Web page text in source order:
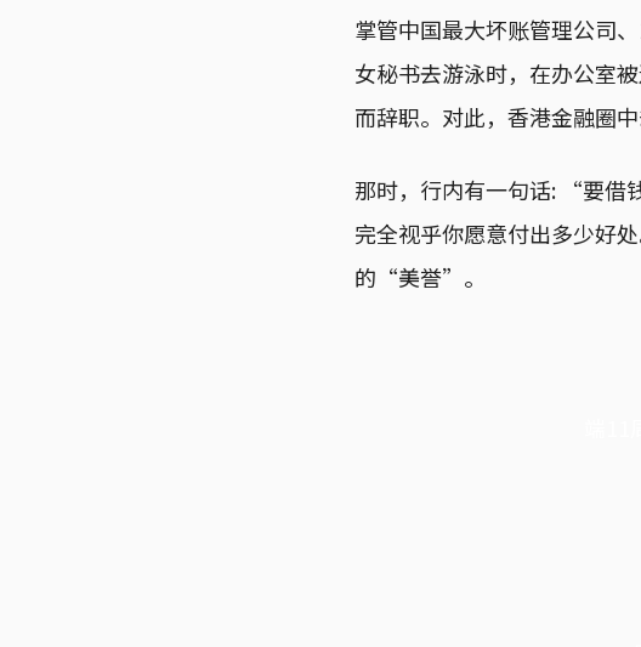
掌管中国最大坏账管理公司
女秘书去游泳时，在办公室
而辞职。对此，香港金融圈
那时，行内有一句话: “要借
完全视乎你愿意付出多少好
的“美誉”。